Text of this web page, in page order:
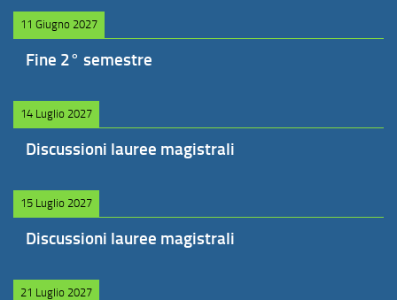
11 Giugno 2027
Fine 2° semestre
14 Luglio 2027
Discussioni lauree magistrali
15 Luglio 2027
Discussioni lauree magistrali
21 Luglio 2027